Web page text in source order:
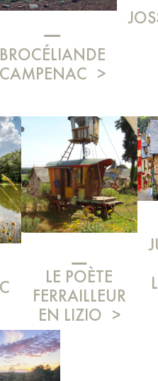
BROCÉLIANDE
CAMPENAC
LE POÈTE
FERRAILLEUR
EN LIZIO